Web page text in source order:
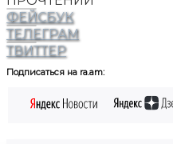
ФЕЙСБУК
ТЕЛЕГРАМ
ТВИТТЕР
Подписаться на ra.am: